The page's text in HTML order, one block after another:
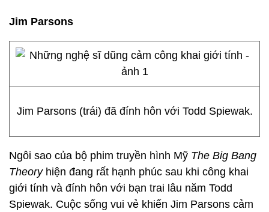
Jim Parsons
Jim Parsons (trái) đã đính hôn với Todd Spiewak.
Ngôi sao của bộ phim truyền hình Mỹ The Big Bang
Theory hiện đang rất hạnh phúc sau khi công khai
giới tính và đính hôn với bạn trai lâu năm Todd
Spiewak. Cuộc sống vui vẻ khiến Jim Parsons cảm